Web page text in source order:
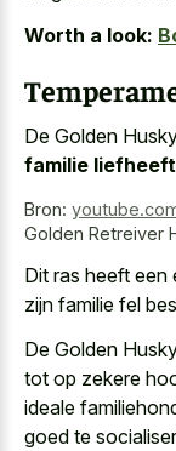
Worth a look:
De Golden
familie liefheeft
Bron:
Golden Retreiver
Dit ras heeft
zijn familie fel
De Golden
tot op zekere
ideale
goed te